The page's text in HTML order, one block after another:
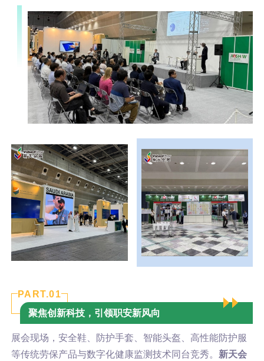
PART.01
聚焦创新科技，引领职安新风向
展会现场，安全鞋、防护手套、智能头盔、高性能防护服
等传统劳保产品与数字化健康监测技术同台竞秀。 新天会